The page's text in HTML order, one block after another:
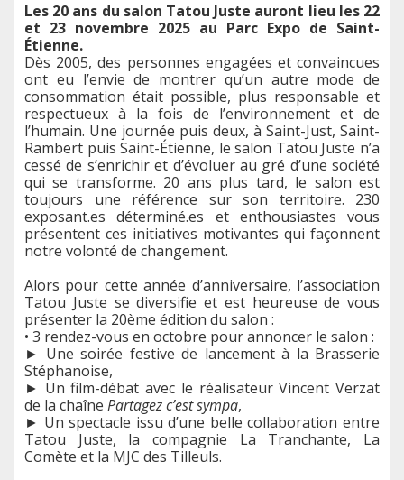
Les 20 ans du salon Tatou Juste auront lieu les 22
et 23 novembre 2025 au Parc Expo de Saint-
Étienne.
Dès 2005, des personnes engagées et convaincues
ont eu l’envie de montrer qu’un autre mode de
consommation était possible, plus responsable et
respectueux à la fois de l’environnement et de
l’humain. Une journée puis deux, à Saint-Just, Saint-
Rambert puis Saint-Étienne, le salon Tatou Juste n’a
cessé de s’enrichir et d’évoluer au gré d’une société
qui se transforme. 20 ans plus tard, le salon est
toujours une référence sur son territoire. 230
exposant.es déterminé.es et enthousiastes vous
présentent ces initiatives motivantes qui façonnent
notre volonté de changement.
Alors pour cette année d’anniversaire, l’association
Tatou Juste se diversifie et est heureuse de vous
présenter la 20ème édition du salon :
• 3 rendez-vous en octobre pour annoncer le salon :
► Une soirée festive de lancement à la Brasserie
Stéphanoise,
► Un film-débat avec le réalisateur Vincent Verzat
de la chaîne Partagez c’est sympa,
► Un spectacle issu d’une belle collaboration entre
Tatou Juste, la compagnie La Tranchante, La
Comète et la MJC des Tilleuls.